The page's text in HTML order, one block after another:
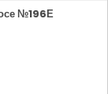
№196Е